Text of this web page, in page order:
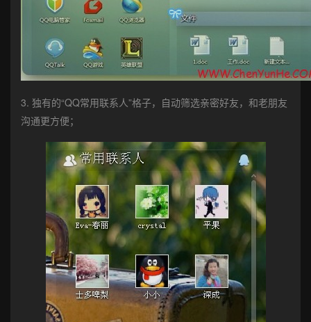
3. 独有的“QQ常用联系人”格子，自动筛选亲密好友，和老朋友
沟通更方便；